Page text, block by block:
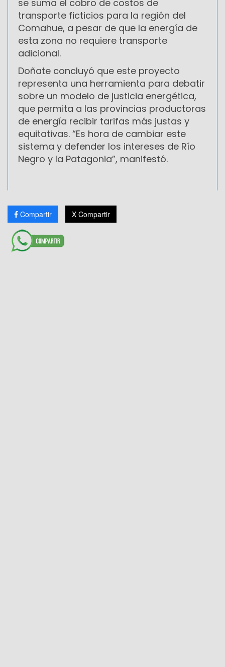
se suma el cobro de costos de
transporte ficticios para la región del
Comahue, a pesar de que la energía de
esta zona no requiere transporte
adicional.
Doñate concluyó que este proyecto
representa una herramienta para debatir
sobre un modelo de justicia energética,
que permita a las provincias productoras
de energía recibir tarifas más justas y
equitativas. “Es hora de cambiar este
sistema y defender los intereses de Río
Negro y la Patagonia”, manifestó.
Compartir X Compartir